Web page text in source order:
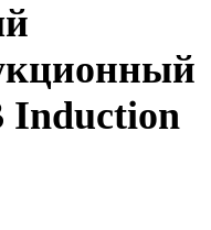
Induction